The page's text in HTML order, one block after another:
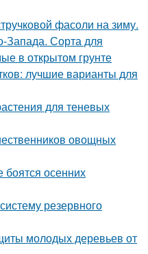
фасоли на зиму.
Запада. Сорта для
в открытом грунте
лучшие варианты для
для теневых
овощных
осенних
резервного
молодых деревьев от